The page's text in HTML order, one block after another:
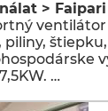
>
ventilátor
7,5KW. …